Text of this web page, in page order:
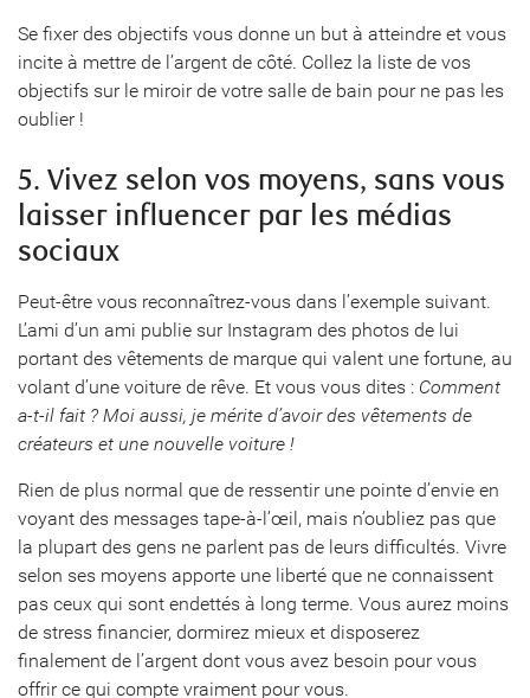
Se fixer des objectifs vous donne un but à atteindre et vous
incite à mettre de l’argent de côté. Collez la liste de vos
objectifs sur le miroir de votre salle de bain pour ne pas les
oublier !
5. Vivez selon vos moyens, sans vous
laisser influencer par les médias
sociaux
Peut-être vous reconnaîtrez-vous dans l’exemple suivant.
L’ami d’un ami publie sur Instagram des photos de lui
portant des vêtements de marque qui valent une fortune, au
volant d’une voiture de rêve. Et vous vous dites : Comment
a-t-il fait ? Moi aussi, je mérite d’avoir des vêtements de
créateurs et une nouvelle voiture !
Rien de plus normal que de ressentir une pointe d’envie en
voyant des messages tape-à-l’œil, mais n’oubliez pas que
la plupart des gens ne parlent pas de leurs difficultés. Vivre
selon ses moyens apporte une liberté que ne connaissent
pas ceux qui sont endettés à long terme. Vous aurez moins
de stress financier, dormirez mieux et disposerez
finalement de l’argent dont vous avez besoin pour vous
offrir ce qui compte vraiment pour vous.